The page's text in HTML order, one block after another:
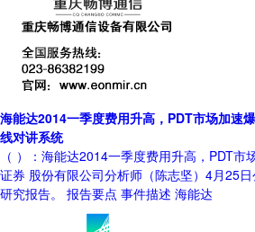
海能达2014一季度费用升高，PDT市场加速
线对讲系统
（ ）：海能达2014一季度费用升高，PDT
证券 股份有限公司分析师（陈志坚）4月25
研究报告。 报告要点 事件描述 海能达